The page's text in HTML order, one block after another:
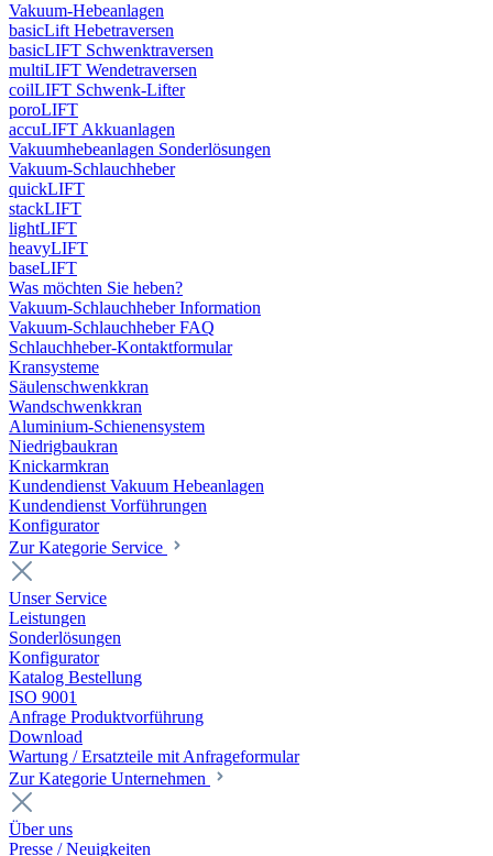
Vakuum-Hebeanlagen
basicLift Hebetraversen
basicLIFT Schwenktraversen
multiLIFT Wendetraversen
coilLIFT Schwenk-Lifter
poroLIFT
accuLIFT Akkuanlagen
Vakuumhebeanlagen Sonderlösungen
Vakuum-Schlauchheber
quickLIFT
stackLIFT
lightLIFT
heavyLIFT
baseLIFT
Was möchten Sie heben?
Vakuum-Schlauchheber Information
Vakuum-Schlauchheber FAQ
Schlauchheber-Kontaktformular
Kransysteme
Säulenschwenkkran
Wandschwenkkran
Aluminium-Schienensystem
Niedrigbaukran
Knickarmkran
Kundendienst Vakuum Hebeanlagen
Kundendienst Vorführungen
Konfigurator
Zur Kategorie Service
Unser Service
Leistungen
Sonderlösungen
Konfigurator
Katalog Bestellung
ISO 9001
Anfrage Produktvorführung
Download
Wartung / Ersatzteile mit Anfrageformular
Zur Kategorie Unternehmen
Über uns
Presse / Neuigkeiten